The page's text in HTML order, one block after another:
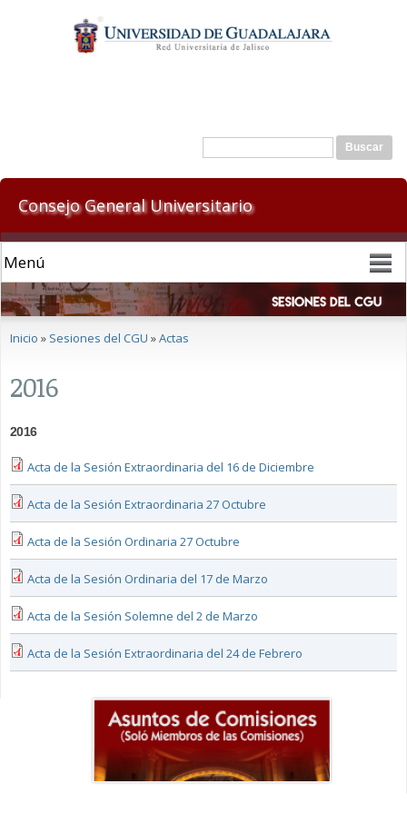
contenido
principal
Formulario de búsqueda
Buscar
Consejo General Universitario
Se encuentra usted aquí
Inicio » Sesiones del CGU »Actas
2016
2016
Acta de la Sesión Extraordinaria del 16 de Diciembre
Acta de la Sesión Extraordinaria 27 Octubre
Acta de la Sesión Ordinaria 27 Octubre
Acta de la Sesión Ordinaria del 17 de Marzo
Acta de la Sesión Solemne del 2 de Marzo
Acta de la Sesión Extraordinaria del 24 de Febrero